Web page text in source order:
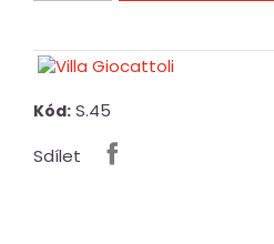
Kód: S.45
Sdílet